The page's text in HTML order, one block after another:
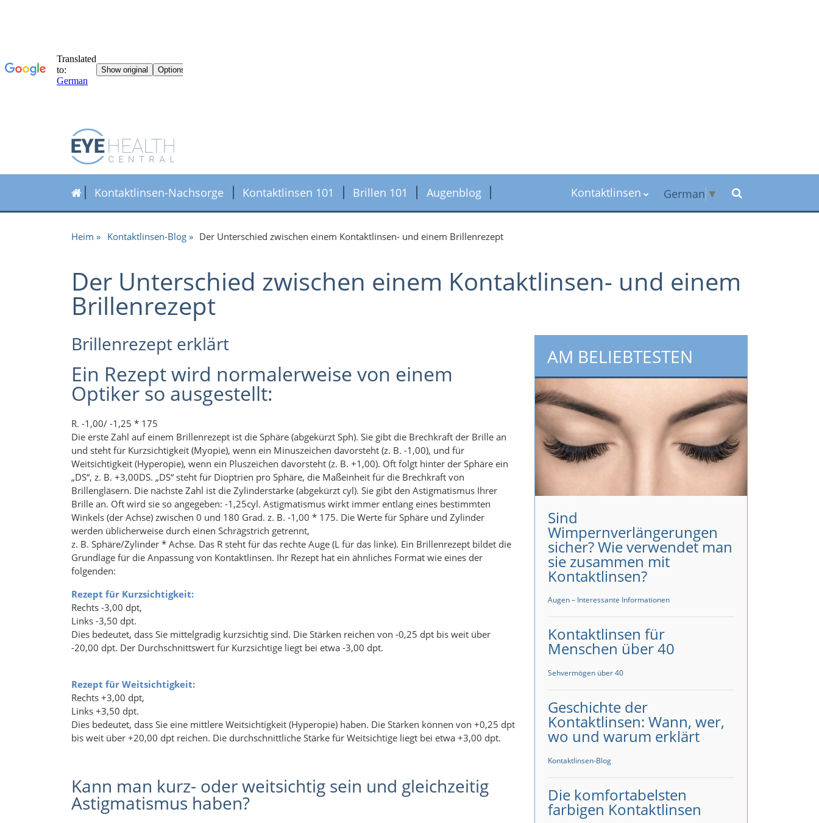
Kontaktlinsen-Nachsorge Kontaktlinsen 101 Brillen 101 Augenblog Kontaktlinsen German ▼
Heim Kontaktlinsen-Blog Der Unterschied zwischen einem Kontaktlinsen- und einem Brillenrezept
Der Unterschied zwischen einem Kontaktlinsen- und einem
Brillenrezept
Brillenrezept erklärt
Ein Rezept wird normalerweise von einem
Optiker so ausgestellt:
R. -1,00/ -1,25 * 175
Die erste Zahl auf einem Brillenrezept ist die Sphäre (abgekürzt Sph). Sie gibt die Brechkraft der Brille an
und steht für Kurzsichtigkeit (Myopie), wenn ein Minuszeichen davorsteht (z. B. -1,00), und für
Weitsichtigkeit (Hyperopie), wenn ein Pluszeichen davorsteht (z. B. +1,00). Oft folgt hinter der Sphäre ein
„DS“, z. B. +3,00DS. „DS“ steht für Dioptrien pro Sphäre, die Maßeinheit für die Brechkraft von
Brillengläsern. Die nächste Zahl ist die Zylinderstärke (abgekürzt cyl). Sie gibt den Astigmatismus Ihrer
Brille an. Oft wird sie so angegeben: -1,25cyl. Astigmatismus wirkt immer entlang eines bestimmten
Winkels (der Achse) zwischen 0 und 180 Grad. z. B. -1,00 * 175. Die Werte für Sphäre und Zylinder
werden üblicherweise durch einen Schrägstrich getrennt,
z. B. Sphäre/Zylinder * Achse. Das R steht für das rechte Auge (L für das linke). Ein Brillenrezept bildet die
Grundlage für die Anpassung von Kontaktlinsen. Ihr Rezept hat ein ähnliches Format wie eines der
folgenden:
Rezept für Kurzsichtigkeit:
Rechts -3,00 dpt,
Links -3,50 dpt.
Dies bedeutet, dass Sie mittelgradig kurzsichtig sind. Die Stärken reichen von -0,25 dpt bis weit über
-20,00 dpt. Der Durchschnittswert für Kurzsichtige liegt bei etwa -3,00 dpt.
Rezept für Weitsichtigkeit:
Rechts +3,00 dpt,
Links +3,50 dpt.
Dies bedeutet, dass Sie eine mittlere Weitsichtigkeit (Hyperopie) haben. Die Stärken können von +0,25 dpt
bis weit über +20,00 dpt reichen. Die durchschnittliche Stärke für Weitsichtige liegt bei etwa +3,00 dpt.
Kann man kurz- oder weitsichtig sein und gleichzeitig
Astigmatismus haben?
AM BELIEBTESTEN
Sind
Wimpernverlängerungen
sicher? Wie verwendet man
sie zusammen mit
Kontaktlinsen?
Augen – Interessante Informationen
Kontaktlinsen für
Menschen über 40
Sehvermögen über 40
Geschichte der
Kontaktlinsen: Wann, wer,
wo und warum erklärt
Kontaktlinsen-Blog
Die komfortabelsten
farbigen Kontaktlinsen